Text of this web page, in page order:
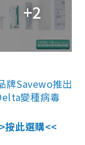
+2
牌Savewo推出
變種病毒
按此選購<<